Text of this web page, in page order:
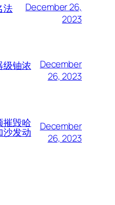
法
December 26,
2023
级铀浓
December
26, 2023
摧毁哈
沙发动
December
26, 2023